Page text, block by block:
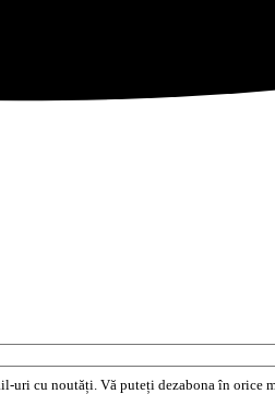
uri cu noutăți. Vă puteți dezabona în orice